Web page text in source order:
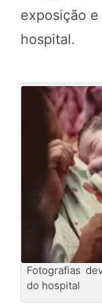
exposição
hospital.
Fotografias
do hospital